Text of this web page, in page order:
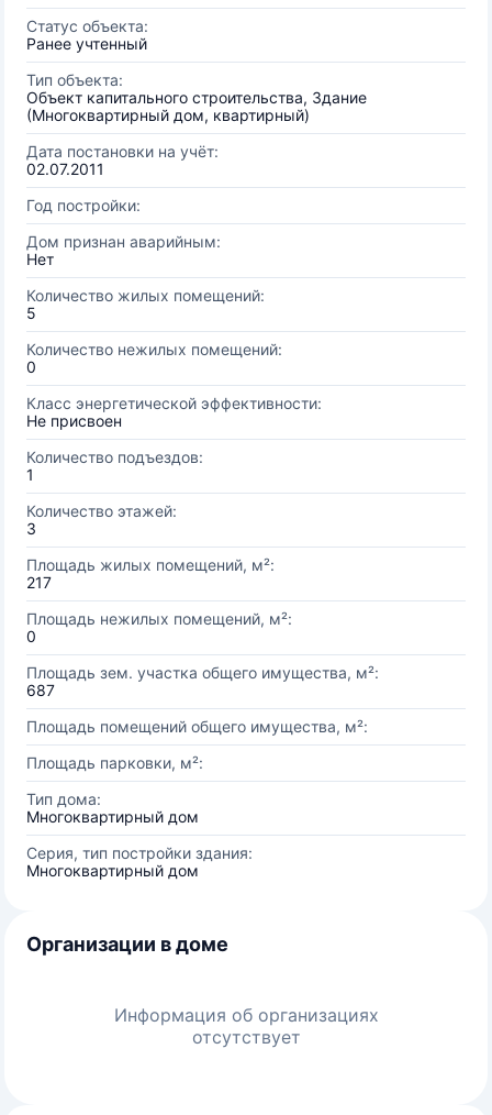
Статус объекта:
Ранее учтенный
Тип объекта:
Объект капитального строительства, Здание
(Многоквартирный дом, квартирный)
Дата постановки на учёт:
02.07.2011
Год постройки:
Дом признан аварийным:
Нет
Количество жилых помещений:
5
Количество нежилых помещений:
0
Класс энергетической эффективности:
Не присвоен
Количество подъездов:
1
Количество этажей:
3
Площадь жилых помещений, м²:
217
Площадь нежилых помещений, м²:
0
Площадь зем. участка общего имущества, м²:
687
Площадь помещений общего имущества, м²:
Площадь парковки, м²:
Тип дома:
Многоквартирный дом
Серия, тип постройки здания:
Многоквартирный дом
Организации в доме
Информация об организациях
отсутствует